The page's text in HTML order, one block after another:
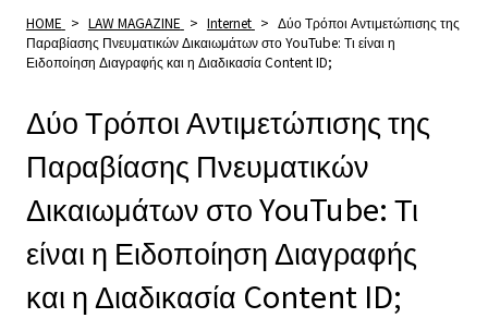
HOME > LAW MAGAZINE > Internet > Δύο Τρόποι Αντιμετώπισης της
Παραβίασης Πνευματικών Δικαιωμάτων στο YouTube: Τι είναι η
Ειδοποίηση Διαγραφής και η Διαδικασία Content ID;
Δύο Τρόποι Αντιμετώπισης της
Παραβίασης Πνευματικών
Δικαιωμάτων στο YouTube: Τι
είναι η Ειδοποίηση Διαγραφής
και η Διαδικασία Content ID;